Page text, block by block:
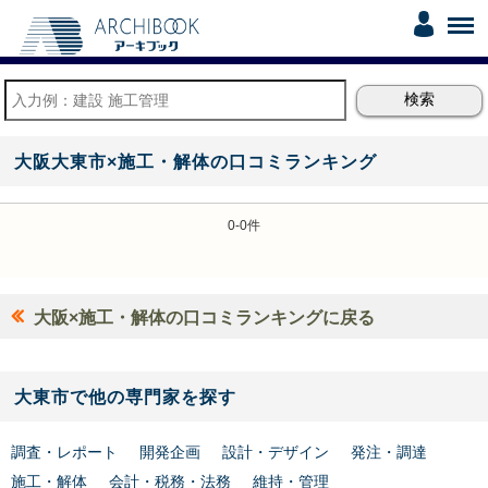
大阪大東市×施工・解体の口コミランキング
0-0件
大阪×施工・解体の口コミランキングに戻る
大東市で他の専門家を探す
調査・レポート 開発企画 設計・デザイン
発注・調達
施工・解体
会計・税務・法務 維持・管理